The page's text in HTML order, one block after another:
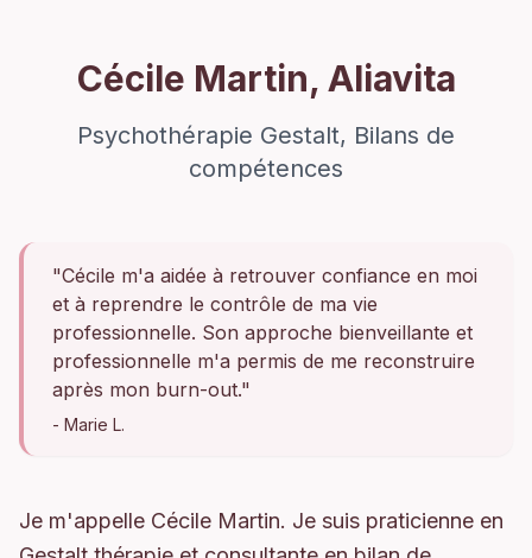
Cécile Martin, Aliavita
Psychothérapie Gestalt, Bilans de
compétences
"Cécile m'a aidée à retrouver confiance en moi
et à reprendre le contrôle de ma vie
professionnelle. Son approche bienveillante et
professionnelle m'a permis de me reconstruire
après mon burn-out."
- Marie L.
Je m'appelle Cécile Martin. Je suis praticienne en